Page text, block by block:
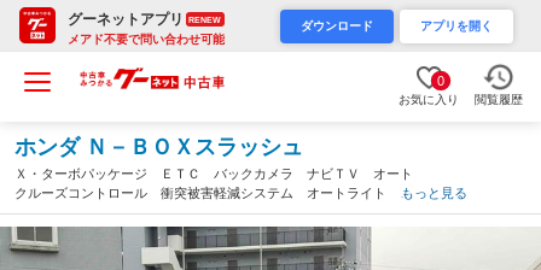
グーネットアプリ RENEW
メアド不要で問い合わせ可能
ダウンロード アプリを開く
0
お気に入り 閲覧履歴
ホンダ Ｎ－ＢＯＸスラッシュ
Ｘ・ターボパッケージ ＥＴＣ バックカメラ ナビＴＶ オート
クルーズコントロール 衝突被害軽減システム オートライト Ｈ
ＩＤ スマートキー 電動パーキング 電動格納ミラー シートヒ
ーター ベンチシート ＣＶＴ（山口県）
もっと見る